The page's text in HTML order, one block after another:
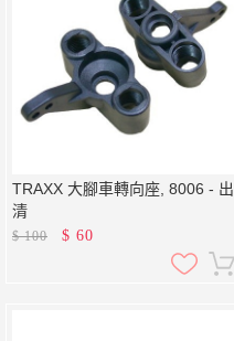
TRAXX 大腳車轉向座, 8006 - 出
清
$100 $ 60